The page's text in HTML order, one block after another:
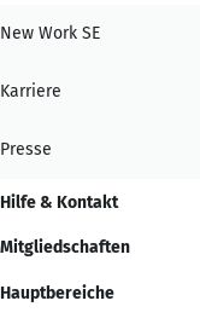
New Work SE
Karriere
Presse
Hilfe & Kontakt
Mitgliedschaften
Hauptbereiche